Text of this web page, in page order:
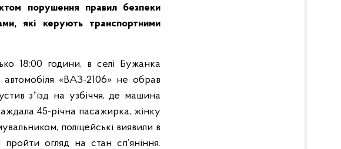
порушення правил безпеки
які керують транспортними
18:00 години, в селі Бужанка
«ВАЗ-2106» не обрав
зʼїзд на узбіччя, де машина
45-річна пасажирка, жінку
поліцейські виявили в
пройти огляд на стан сп’яніння.